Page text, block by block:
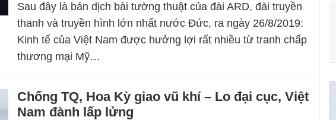
Sau đây là bản dịch bài tường thuật của đài ARD, đài truyền
thanh và truyền hình lớn nhất nước Đức, ra ngày 26/8/2019:
Kinh tế của Việt Nam được hưởng lợi rất nhiều từ tranh chấp
thương mại Mỹ…
Chống TQ, Hoa Kỳ giao vũ khí – Lo đại cục, Việt
Nam đành lấp lửng